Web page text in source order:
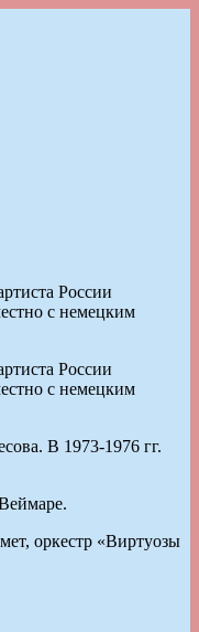
России
с немецким
России
с немецким
В 1973-1976 гг.
оркестр «Виртуозы